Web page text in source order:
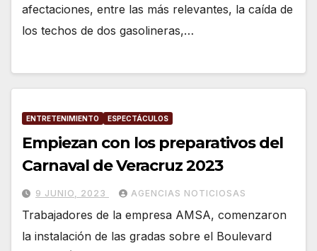
afectaciones, entre las más relevantes, la caída de
los techos de dos gasolineras,…
ENTRETENIMIENTO ESPECTÁCULOS
Empiezan con los preparativos del
Carnaval de Veracruz 2023
9 JUNIO, 2023 AGENCIAS NOTICIOSAS
Trabajadores de la empresa AMSA, comenzaron
la instalación de las gradas sobre el Boulevard